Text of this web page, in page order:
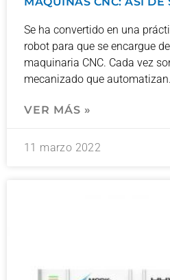
Se ha convertido en una
robot para que se encargue
maquinaria CNC. Cada vez
mecanizado que automatizan
VER MÁS »
11 marzo 2022